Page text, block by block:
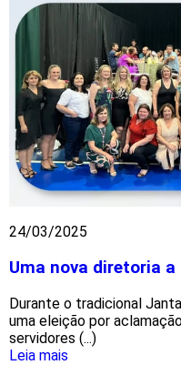
24/03/2025
Uma nova diretoria
Durante o tradicional
uma eleição por
servidores (...)
Leia mais